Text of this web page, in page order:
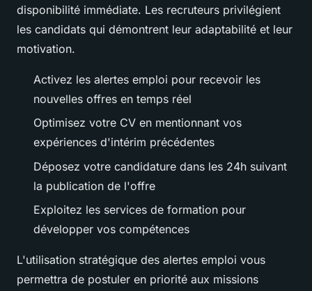
disponibilité immédiate. Les recruteurs privilégient
les candidats qui démontrent leur adaptabilité et leur
motivation.
Activez les alertes emploi pour recevoir les
nouvelles offres en temps réel
Optimisez votre CV en mentionnant vos
expériences d'intérim précédentes
Déposez votre candidature dans les 24h suivant
la publication de l'offre
Exploitez les services de formation pour
développer vos compétences
L'utilisation stratégique des alertes emploi vous
permettra de postuler en priorité aux missions